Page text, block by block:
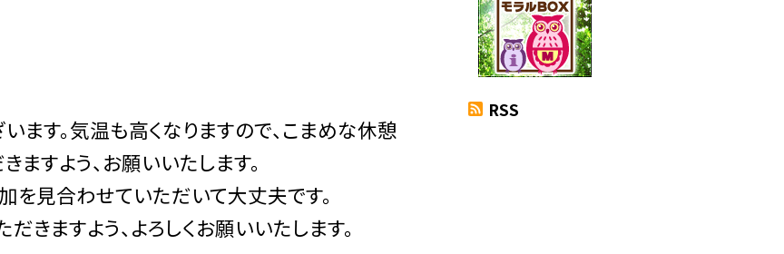
ます。気温も高くなりますので、こまめな休憩
すよう、お願いいたします。
を見合わせていただいて大丈夫です。
ますよう、よろしくお願いいたします。
RSS